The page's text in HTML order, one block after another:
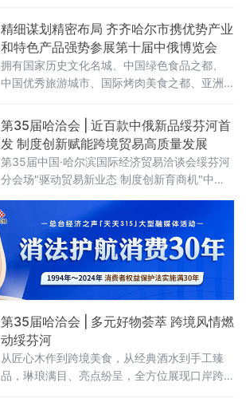
精细谋划精密布局 齐齐哈尔市携优势产业
和特色产品强势参展第十届中俄博览会
拥有国家历史文化名城、中国绿色食品之都、
中国优秀旅游城市、国际烤肉美食之都、亚洲
特色产品强势参展。齐齐哈尔展区以“大国重
器，北国粮仓”为主题惊艳亮相第十届中俄博览
会，总面积 112.5 平方米，聚焦齐齐
第35届哈洽会 | 近百款中俄新品绥芬河首
发 制度创新赋能跨境贸易高质量发展
第35届中国·哈尔滨国际经济贸易洽谈会绥芬河
分会场"驱动贸易新业态 制度创新育商机"中俄
国际商贸中心举办。近百款中俄特色新品集中
亮相，10家中外重点企业登台推介，精准匹配
双边市场供需，为中俄跨境贸易转型升级注入
强劲动能。
第35届哈洽会 | 多元好物荟萃 跨境风情燃
动绥芬河
从匠心木作到跨境美食，从经典酒水到手工臻
品，琳琅满目、亮点纷呈，全方位展现口岸跨